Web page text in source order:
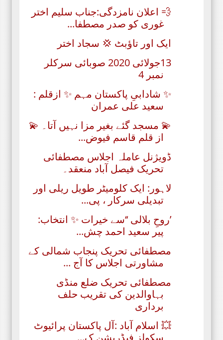
💨 اعلان نامزدگی:جناب سلیم اختر
غوری کو صدر مصطفا...
ایک اور تاؤبٹ 💢 سجاد اختر
13جولائی 2020 صوبائی سرکلر
نمبر 4
✨ شادابیِ پاکستان مہم ✨ ازقلم :
سعید علی عمران
💫 مسجد گئے بغیر مزا نہیں آتا۔ 💫
از قلم قاسم فیوض...
ڈویژنل عاملہ اجلاس مصطفائی
تحریک فیصل آباد منعقد۔
لاہور: ایک کلومیٹر طویل ریلی اور
تبدیلی سرکار ، پی...
’روحِ بلالی ‘‘سے خیرات ✨ انتخاب:
پیر سعید احمد چش...
مصطفائی تحریک پنجاب شمالی کے
مشاورتی اجلاس کا آج ...
مصطفائی تحریک ضلع منڈی
بہاوالدین کی تقریب حلف
برداری
💥 اسلام آباد :آل پاکستان پرائیوٹ